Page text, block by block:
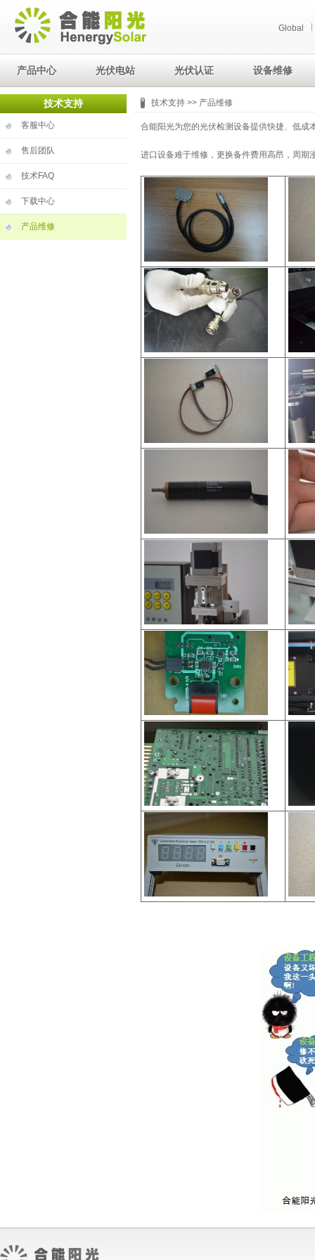
Global
产品中心 光伏电站 光伏认证 设备维修
技术支持
客服中心
售后团队
技术FAQ
下载中心
产品维修
技术支持 >> 产品维修
合能阳光为您的光伏检测设备提供快捷、低成
进口设备难于维修，更换备件费用高昂，周期